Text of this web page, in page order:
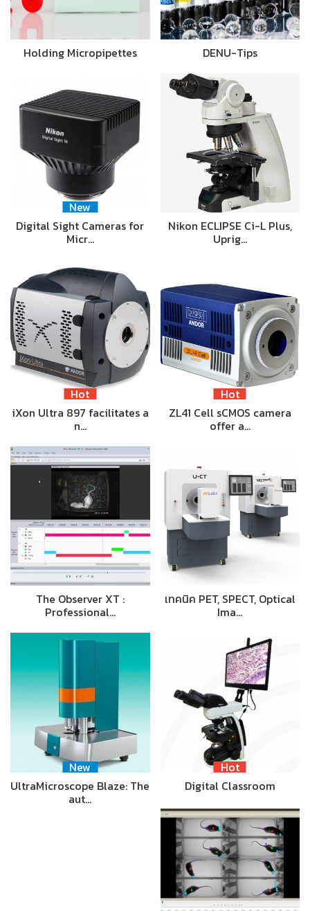
Holding Micropipettes DENU-Tips
New
Digital Sight Cameras for
Micr…
Nikon ECLIPSE Ci-L Plus,
Uprig…
Hot
iXon Ultra 897 facilitates a
n…
Hot
ZL41 Cell sCMOS camera
offer a…
The Observer XT :
Professional…
เทคนิค PET, SPECT, Optical
Ima…
New
UltraMicroscope Blaze: The
aut…
Hot
Digital Classroom